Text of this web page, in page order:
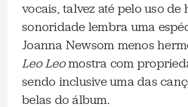
vocais, talvez até pelo uso de
sonoridade lembra uma
Joanna Newsom menos
Leo Leomostra com
sendo inclusive uma das
belas do álbum.